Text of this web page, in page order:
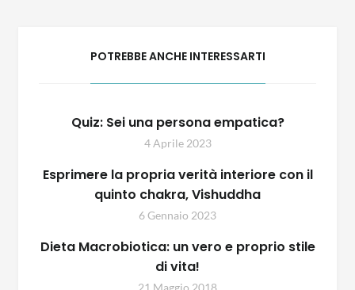
POTREBBE ANCHE INTERESSARTI
Quiz: Sei una persona empatica?
4 Aprile 2023
Esprimere la propria verità interiore con il
quinto chakra, Vishuddha
6 Gennaio 2023
Dieta Macrobiotica: un vero e proprio stile
di vita!